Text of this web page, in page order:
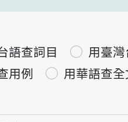
語查詞目
用臺
用例
用華語查全